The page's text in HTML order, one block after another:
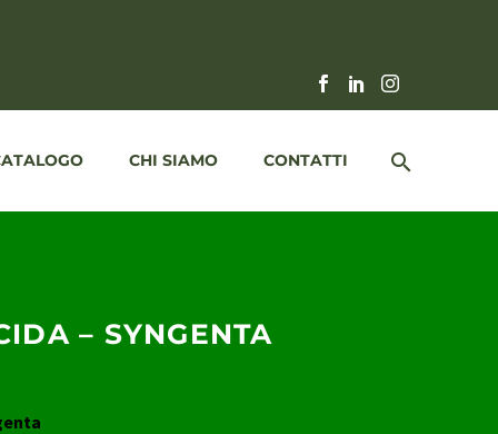
CHI SIAMO CONTATTI
– SYNGENTA